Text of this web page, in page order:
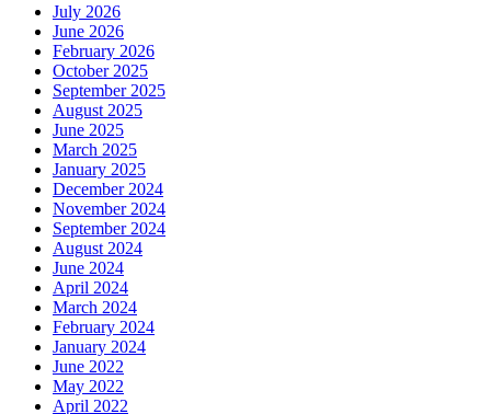
July 2026
June 2026
February 2026
October 2025
September 2025
August 2025
June 2025
March 2025
January 2025
December 2024
November 2024
September 2024
August 2024
June 2024
April 2024
March 2024
February 2024
January 2024
June 2022
May 2022
April 2022